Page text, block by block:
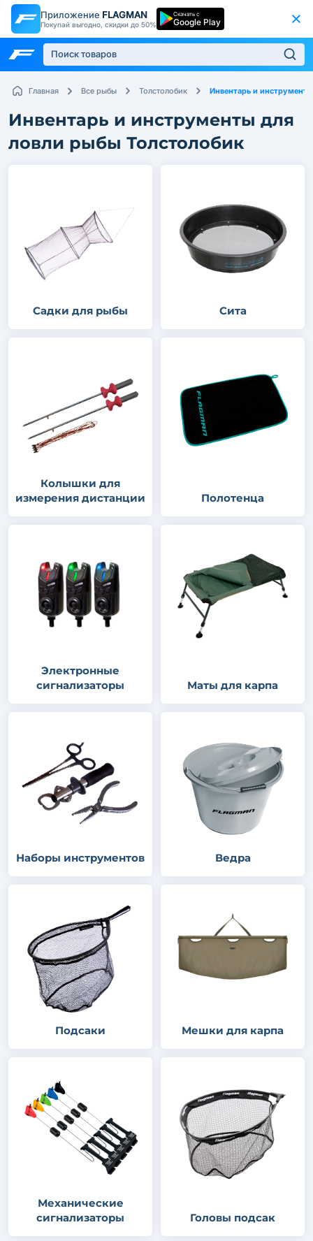
Приложение FLAGMAN
Покупай выгодно, скидки до 50%
Скачать с
Google Play
Главная Все рыбы Толстолобик Инвентарь и инструменты
Инвентарь и инструменты для
ловли рыбы Толстолобик
Садки для рыбы Сита
Колышки для
измерения дистанции
Полотенца
Электронные
сигнализаторы
Маты для карпа
Наборы инструментов Ведра
Подсаки Мешки для карпа
Механические
сигнализаторы
Головы подсак